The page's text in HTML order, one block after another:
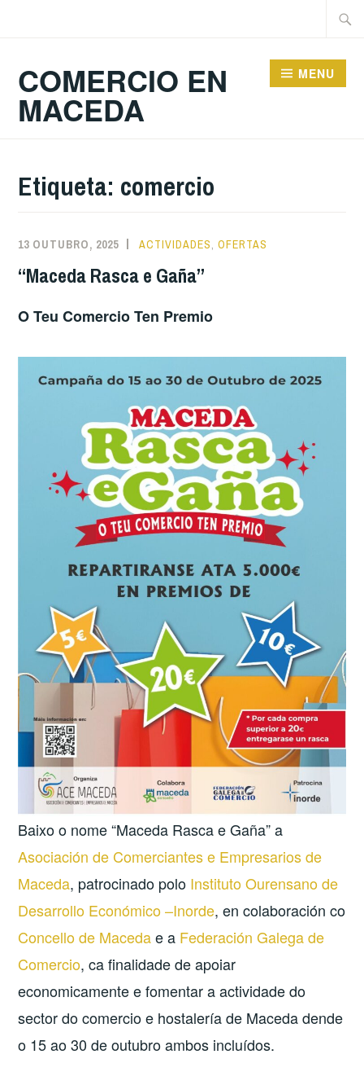
COMERCIO EN
MACEDA
MENU
Etiqueta: comercio
13 OUTUBRO, 2025 ACTIVIDADES,OFERTAS
“Maceda Rasca e Gaña”
O Teu Comercio Ten Premio
Baixo o nome “Maceda Rasca e Gaña” a
Asociación de Comerciantes e Empresarios de
Maceda, patrocinado polo Instituto Ourensano de
Desarrollo Económico –Inorde, en colaboración co
Concello de Macedae a Federación Galega de
Comercio, ca finalidade de apoiar
economicamente e fomentar a actividade do
sector do comercio e hostalería de Maceda dende
o 15 ao 30 de outubro ambos incluídos.